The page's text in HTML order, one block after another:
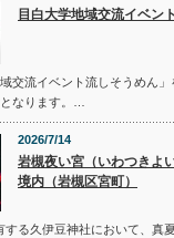
目白大学地域交流イベン
交流イベント流しそうめん」
なります。…
2026/7/14
岩槻夜い宮（いわつき
境内（岩槻区宮町）
する久伊豆神社において、真